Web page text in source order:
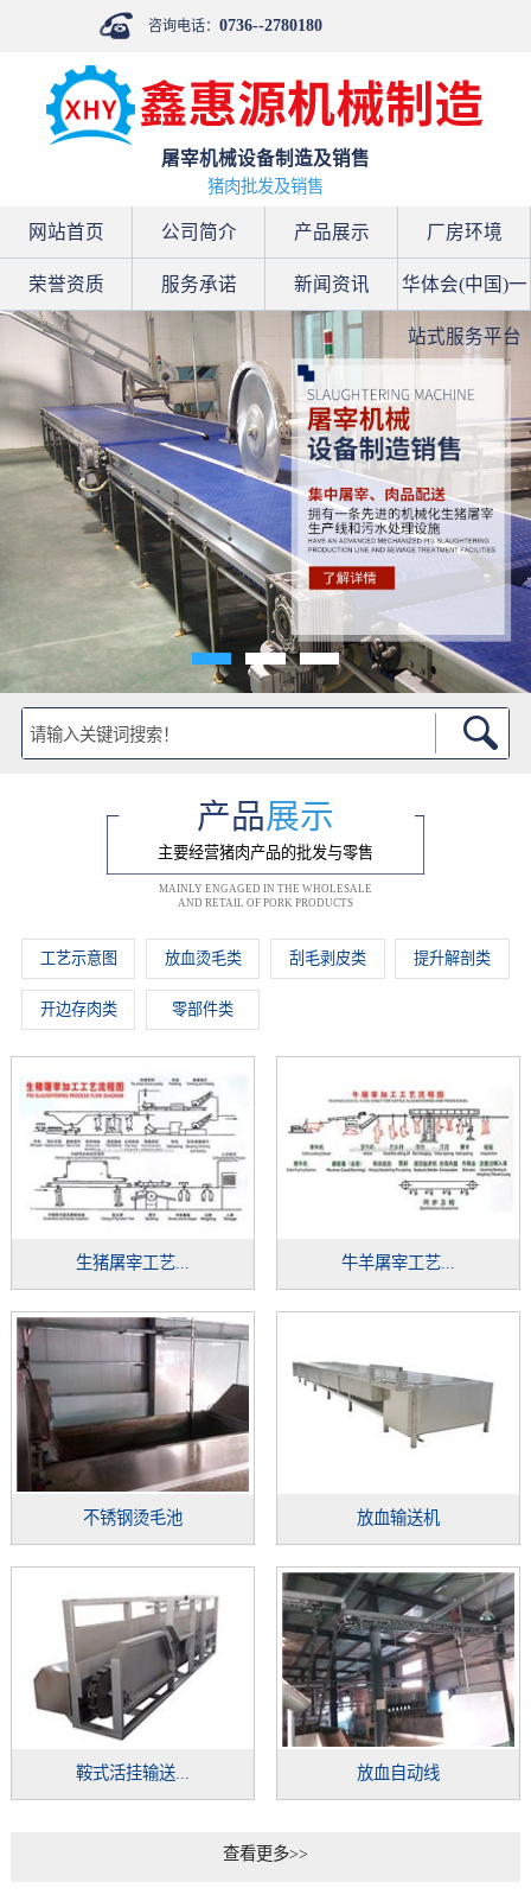
咨询电话：0736--2780180
屠宰机械设备制造及销售
猪肉批发及销售
网站首页 公司简介 产品展示 厂房环境
荣誉资质 服务承诺 新闻资讯 华体会(中国)一
站式服务平台
产品展示
主要经营猪肉产品的批发与零售
MAINLY ENGAGED IN THE WHOLESALE
AND RETAIL OF PORK PRODUCTS
工艺示意图 放血烫毛类 刮毛剥皮类 提升解剖类
开边存肉类 零部件类
生猪屠宰工艺... 牛羊屠宰工艺...
不锈钢烫毛池 放血输送机
鞍式活挂输送... 放血自动线
查看更多>>